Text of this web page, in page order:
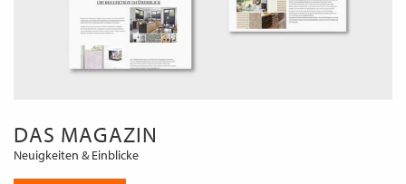
DAS MAGAZIN
Neuigkeiten & Einblicke